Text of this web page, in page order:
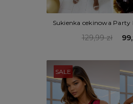
Sukienka cekinowa
129,99 zł
SALE